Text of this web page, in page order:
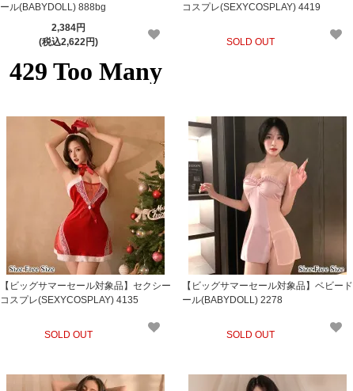
ール(BABYDOLL) 888bg
2,384円
(税込2,622円)
コスプレ(SEXYCOSPLAY) 4419
SOLD OUT
【ビッグサマーセール対象品】セクシー
コスプレ(SEXYCOSPLAY) 4135
SOLD OUT
【ビッグサマーセール対象品】ベビード
ール(BABYDOLL) 2278
SOLD OUT